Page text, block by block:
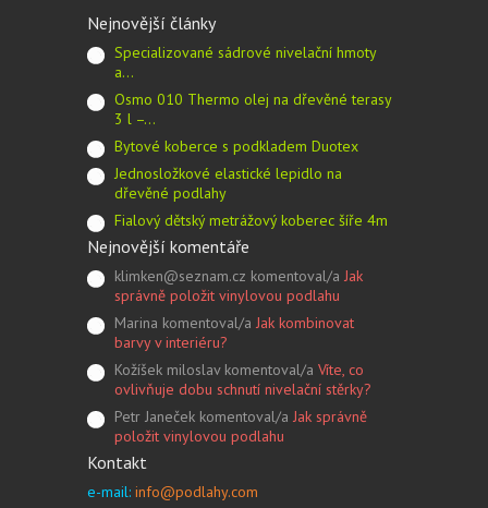
Nejnovější články
Specializované sádrové nivelační hmoty
a…
Osmo 010 Thermo olej na dřevěné terasy
3 l –…
Bytové koberce s podkladem Duotex
Jednosložkové elastické lepidlo na
dřevěné podlahy
Fialový dětský metrážový koberec šíře 4m
Nejnovější komentáře
klimken@seznam.cz komentoval/a Jak
správně položit vinylovou podlahu
Marina komentoval/a Jak kombinovat
barvy v interiéru?
Kožíšek miloslav komentoval/a Víte, co
ovlivňuje dobu schnutí nivelační stěrky?
Petr Janeček komentoval/a Jak správně
položit vinylovou podlahu
Kontakt
e-mail: info@podlahy.com